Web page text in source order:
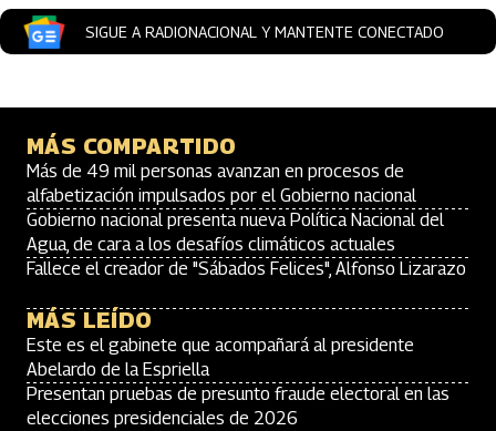
SIGUE A RADIONACIONAL Y MANTENTE CONECTADO
MÁS COMPARTIDO
Más de 49 mil personas avanzan en procesos de
alfabetización impulsados por el Gobierno nacional
Gobierno nacional presenta nueva Política Nacional del
Agua, de cara a los desafíos climáticos actuales
Fallece el creador de "Sábados Felices", Alfonso Lizarazo
MÁS LEÍDO
Este es el gabinete que acompañará al presidente
Abelardo de la Espriella
Presentan pruebas de presunto fraude electoral en las
elecciones presidenciales de 2026